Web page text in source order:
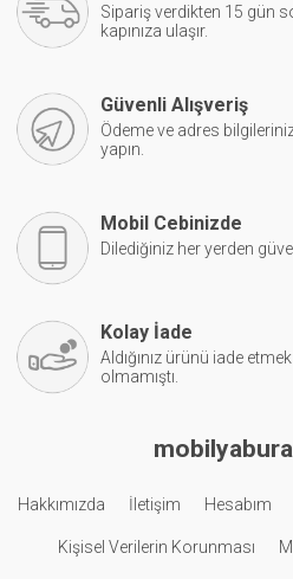
Sipariş verdikten 15 gün
kapınıza ulaşır.
Güvenli Alışveriş
Ödeme ve adres
yapın.
Mobil Cebinizde
Dilediğiniz her yerden
Kolay İade
Aldığınız ürünü iade
olmamıştı.
Hakkımızda İletişim Hesabım
Kişisel Verilerin Korunması